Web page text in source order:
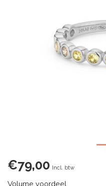
€79,00 Incl. btw
Volume voordeel